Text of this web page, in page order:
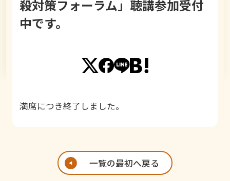
殺対策フォーラム」聴講参加受付
中です。
満席につき終了しました。
一覧の最初へ戻る